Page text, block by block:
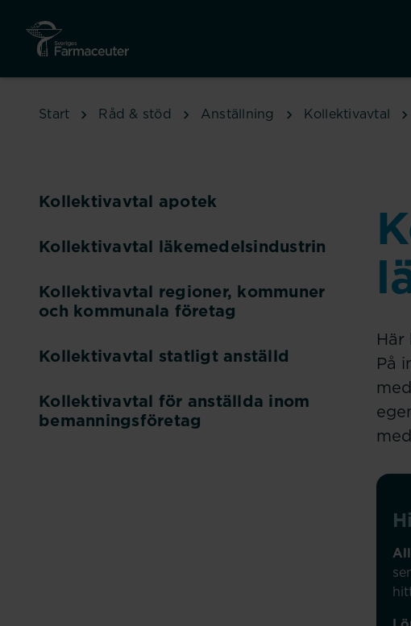
Start Råd & stöd Anställning Kollektivavtal
Kollektivavtal apotek
Kollektivavtal läkemedelsindustrin
Kollektivavtal regioner, kommuner
och kommunala företag
Kollektivavtal statligt anställd
Kollektivavtal för anställda inom
bemanningsföretag
Här
På